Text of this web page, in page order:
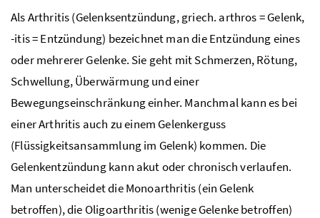
Als Arthritis (Gelenksentzündung,griech. arthros = Gelenk,
-itis = Entzündung) bezeichnet man die Entzündung eines
oder mehrerer Gelenke. Sie geht mit Schmerzen, Rötung,
Schwellung, Überwärmung und einer
Bewegungseinschränkung einher. Manchmal kann es bei
einer Arthritis auch zu einem Gelenkerguss
(Flüssigkeitsansammlung im Gelenk) kommen. Die
Gelenkentzündung kann akut oder chronisch verlaufen.
Man unterscheidet die Monoarthritis (ein Gelenk
betroffen), die Oligoarthritis (wenige Gelenke betroffen)